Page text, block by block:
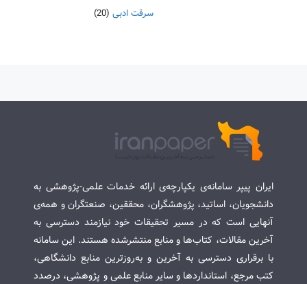
سرقت ادبی (20)
ایران پیپر سامانه‌ی یکپارچه‌ی ارائه خدمات علمی-پژوهشی به
دانشجویان، اساتید، پژوهشگران، محققین، صنعتگران و همه‌ی
آنهایی است که در مسیر تحقیقات خود نیازمند دسترسی به
آخرین مقالات، کتاب‌ها و منابع منتشرشده هستند. این سامانه
با برقراری دسترسی به آخرین و به‌روزترین منابع دانشگاهی،
کتب مرجع، استانداردها و سایر منابع علمی و پژوهشی، درصدد